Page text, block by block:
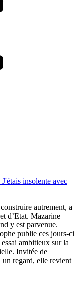
insolente avec
autrement, a
d’Etat. Mazarine
y est parvenue.
publie ces jours-ci
ambitieux sur la
Invitée de
un regard, elle revient